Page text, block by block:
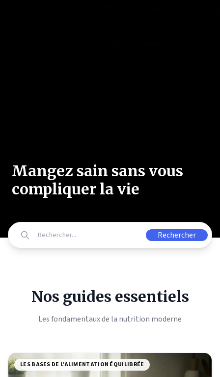
Mangez sain sans vous
compliquer la vie
Rechercher
Nos guides essentiels
Les fondamentaux de la nutrition moderne
LES BASES DE L'ALIMENTATION ÉQUILIBRÉE